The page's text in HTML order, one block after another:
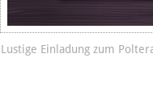
Lustige Einladung zum